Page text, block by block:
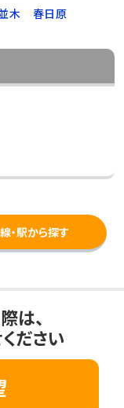
木 春日原
・駅から探す
は、
ださい